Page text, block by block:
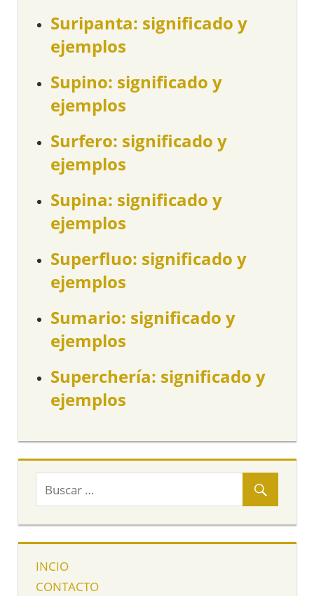
Suripanta: significado y
ejemplos
Supino: significado y
ejemplos
Surfero: significado y
ejemplos
Supina: significado y
ejemplos
Superfluo: significado y
ejemplos
Sumario: significado y
ejemplos
Superchería: significado y
ejemplos
INCIO
CONTACTO